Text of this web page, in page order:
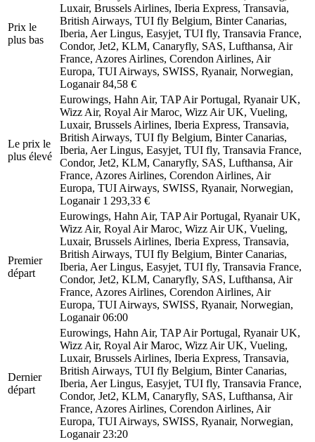
Prix ​​le
plus bas
Luxair, Brussels Airlines, Iberia Express, Transavia,
British Airways, TUI fly Belgium, Binter Canarias,
Iberia, Aer Lingus, Easyjet, TUI fly, Transavia France,
Condor, Jet2, KLM, Canaryfly, SAS, Lufthansa, Air
France, Azores Airlines, Corendon Airlines, Air
Europa, TUI Airways, SWISS, Ryanair, Norwegian,
Loganair 84,58 €
Le prix le
plus élevé
Eurowings, Hahn Air, TAP Air Portugal, Ryanair UK,
Wizz Air, Royal Air Maroc, Wizz Air UK, Vueling,
Luxair, Brussels Airlines, Iberia Express, Transavia,
British Airways, TUI fly Belgium, Binter Canarias,
Iberia, Aer Lingus, Easyjet, TUI fly, Transavia France,
Condor, Jet2, KLM, Canaryfly, SAS, Lufthansa, Air
France, Azores Airlines, Corendon Airlines, Air
Europa, TUI Airways, SWISS, Ryanair, Norwegian,
Loganair 1 293,33 €
Premier
départ
Eurowings, Hahn Air, TAP Air Portugal, Ryanair UK,
Wizz Air, Royal Air Maroc, Wizz Air UK, Vueling,
Luxair, Brussels Airlines, Iberia Express, Transavia,
British Airways, TUI fly Belgium, Binter Canarias,
Iberia, Aer Lingus, Easyjet, TUI fly, Transavia France,
Condor, Jet2, KLM, Canaryfly, SAS, Lufthansa, Air
France, Azores Airlines, Corendon Airlines, Air
Europa, TUI Airways, SWISS, Ryanair, Norwegian,
Loganair 06:00
Dernier
départ
Eurowings, Hahn Air, TAP Air Portugal, Ryanair UK,
Wizz Air, Royal Air Maroc, Wizz Air UK, Vueling,
Luxair, Brussels Airlines, Iberia Express, Transavia,
British Airways, TUI fly Belgium, Binter Canarias,
Iberia, Aer Lingus, Easyjet, TUI fly, Transavia France,
Condor, Jet2, KLM, Canaryfly, SAS, Lufthansa, Air
France, Azores Airlines, Corendon Airlines, Air
Europa, TUI Airways, SWISS, Ryanair, Norwegian,
Loganair 23:20